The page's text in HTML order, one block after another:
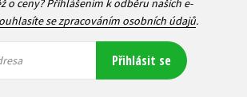
o ceny? Přihlášením k odběru našich e-
se zpracováním osobních údajů.
Přihlásit se